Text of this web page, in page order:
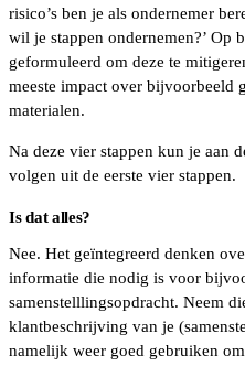
risico’s ben je als ondernemer
wil je stappen ondernemen?’ Op
geformuleerd om deze te
meeste impact over
materialen.
Na deze vier stappen kun je aan
volgen uit de eerste vier stappen.
Is dat alles?
Nee. Het geïntegreerd denken
informatie die nodig is voor
samenstelllingsopdracht. Neem
klantbeschrijving van je
namelijk weer goed gebruiken